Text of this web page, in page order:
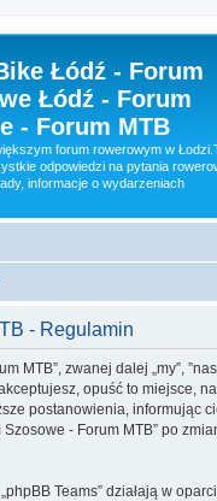
Łódź - Forum
Łódź - Forum
- Forum MTB
forum rowerowym w
odpowiedzi na pytania
informacje o wydarzeniach
- Regulamin
zwanej dalej „my”,
opuść to miejsce,
postanowienia,
- Forum MTB” po
„phpBB Teams” działają w